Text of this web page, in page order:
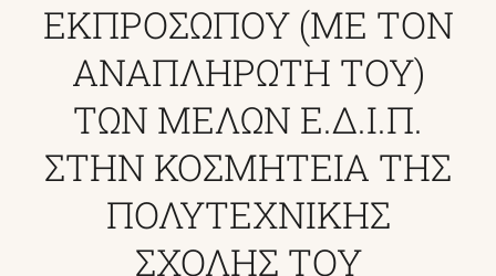
ΦΟΙΤΗΤΙΚΑ
ΕΚΠΡΟΣΩΠΟΥ (ΜΕ ΤΟΝ
ΑΝΑΠΛΗΡΩΤΗ ΤΟΥ)
ΤΩΝ ΜΕΛΩΝ Ε.Δ.Ι.Π.
ΣΤΗΝ ΚΟΣΜΗΤΕΙΑ ΤΗΣ
ΠΟΛΥΤΕΧΝΙΚΗΣ
ΣΧΟΛΗΣ ΤΟΥ